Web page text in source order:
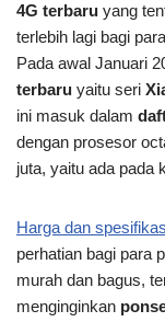
4G terbaru yang
terlebih lagi bagi
Pada awal Januari
terbaru yaitu seri
ini masuk dalam
dengan prosesor
juta, yaitu ada pada
Harga dan
perhatian bagi para
murah dan bagus,
menginginkan